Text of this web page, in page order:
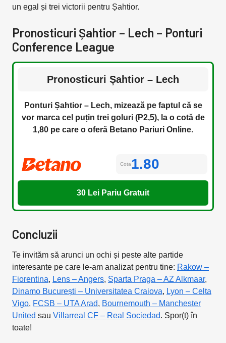
un egal și trei victorii pentru Șahtior.
Pronosticuri Șahtior – Lech – Ponturi
Conference League
Pronosticuri Șahtior – Lech
Ponturi Șahtior – Lech, mizează pe faptul că se
vor marca cel puțin trei goluri (P2,5), la o cotă de
1,80 pe care o oferă Betano Pariuri Online.
Cota1.80
30 Lei Pariu Gratuit
Concluzii
Te invităm să arunci un ochi și peste alte partide
interesante pe care le-am analizat pentru tine: Rakow –
Fiorentina, Lens – Angers, Sparta Praga – AZ Alkmaar,
Dinamo București – Universitatea Craiova, Lyon – Celta
Vigo, FCSB – UTA Arad, Bournemouth – Manchester
United sau Villarreal CF – Real Sociedad. Spor(t) în
toate!